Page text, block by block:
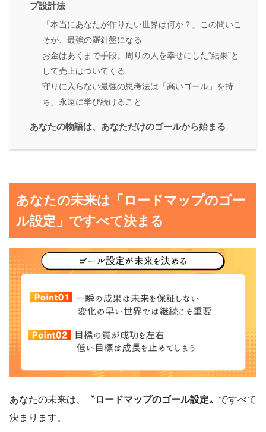
プ設計法
「本当にあなたが作りたい世界は何か？」この問いこ
そが、最強の羅針盤になる
お金はあくまで手段。周りの人を幸せにした“結果”と
して売上はついてくる
守りに入らない最強の思考法は「高いゴール」を持
ち、永遠に学び続けること
あなたの物語は、あなただけのゴールから始まる
あなたの未来は「ロードマップのゴー
ル設定」ですべて決まる
あなたの未来は、〝ロードマップのゴール設定〟ですべて
決まります。